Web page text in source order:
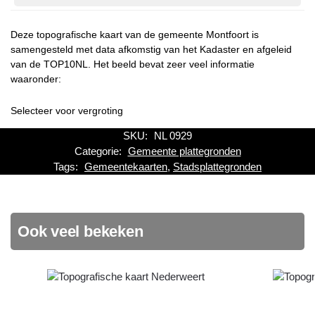
Deze topografische kaart van de gemeente Montfoort is
samengesteld met data afkomstig van het Kadaster en afgeleid
van de TOP10NL. Het beeld bevat zeer veel informatie
waaronder:
Selecteer voor vergroting
SKU:
NL 0929
Categorie: Gemeente plattegronden
Tags: Gemeentekaarten, Stadsplattegronden
Ook veel bekeken